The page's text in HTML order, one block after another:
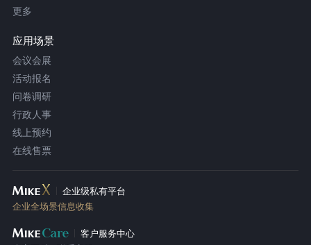
更多
应用场景
会议会展
活动报名
问卷调研
行政人事
线上预约
在线售票
企业级私有平台
企业全场景信息收集
客户服务中心